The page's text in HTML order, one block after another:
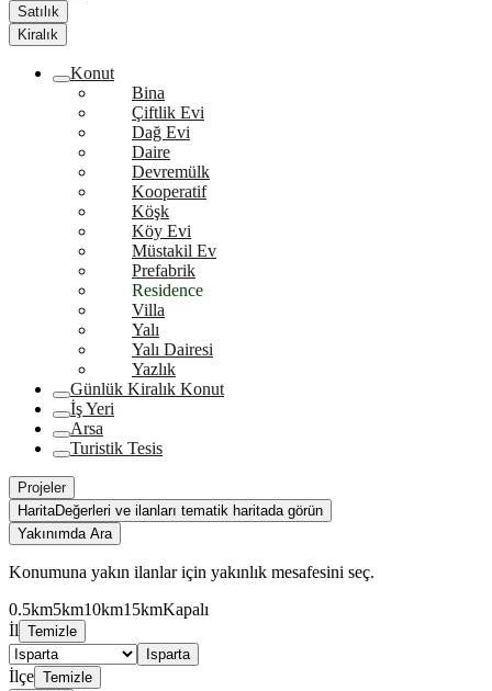
Satılık
Kiralık
Konut
Bina
Çiftlik Evi
Dağ Evi
Daire
Devremülk
Kooperatif
Köşk
Köy Evi
Müstakil Ev
Prefabrik
Residence
Villa
Yalı
Yalı Dairesi
Yazlık
Günlük Kiralık Konut
İş Yeri
Arsa
Turistik Tesis
Projeler
HaritaDeğerleri ve ilanları tematik haritada görün
Yakınımda Ara
Konumuna yakın ilanlar için yakınlık mesafesini seç.
0.5km5km10km15kmKapalı
İl Temizle
Isparta
İlçe Temizle